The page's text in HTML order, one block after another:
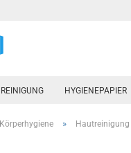
REINIGUNG HYGIENEPAPIER
Körperhygiene » Hautreinigung